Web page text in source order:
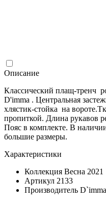
Описание
Классический плащ-тренч
D'imma . Центральная
хлястик-стойка на
пропиткой. Длина рукавов
Пояс в комплекте. В
большие размеры.
Характеристики
Коллекция Весна 2021
Артикул 2133
Производитель